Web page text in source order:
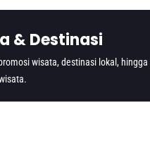
& Destinasi
wisata, destinasi lokal, hingga